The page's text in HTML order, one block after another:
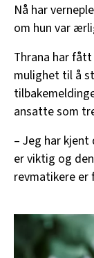
Nå har
om hun var
Thrana har
mulighet til å
ansatte som
– Jeg har kjent
er viktig og
revmatikere er